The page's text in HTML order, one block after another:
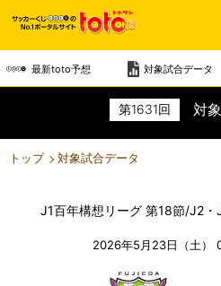
最新toto予想 対象試合データ
第1631回 対
トップ 対象試合データ
J1百年構想リーグ 第18節/J2
2026年5月23日（土）